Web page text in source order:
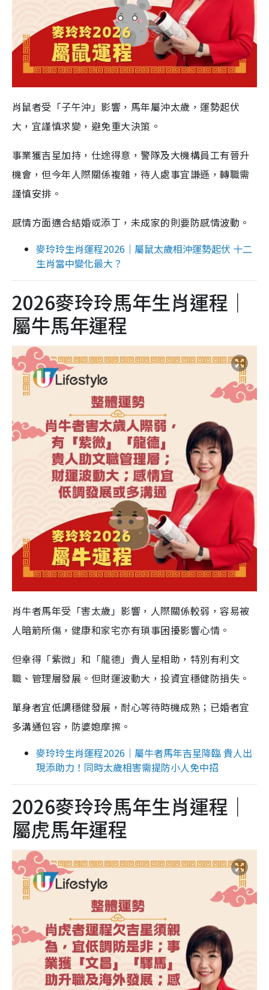
肖鼠者受「子午沖」影響，馬年屬沖太歲，運勢起伏
大，宜謹慎求變，避免重大決策。
事業獲吉星加持，仕途得意，警隊及大機構員工有晉升
機會，但今年人際關係複雜，待人處事宜謙遜，轉職需
謹慎安排。
感情方面適合結婚或添丁，未成家的則要防感情波動。
麥玲玲生肖運程2026｜屬鼠太歲相沖運勢起伏 十二
生肖當中變化最大？
2026麥玲玲馬年生肖運程｜
屬牛馬年運程
肖牛者馬年受「害太歲」影響，人際關係較弱，容易被
人暗箭所傷，健康和家宅亦有瑣事困擾影響心情。
但幸得「紫微」和「龍德」貴人星相助，特別有利文
職、管理層發展。但財運波動大，投資宜穩健防損失。
單身者宜低調穩健發展，耐心等待時機成熟；已婚者宜
多溝通包容，防婆媳摩擦。
麥玲玲生肖運程2026｜屬牛者馬年吉星降臨 貴人出
現添助力！同時太歲相害需提防小人免中招
2026麥玲玲馬年生肖運程｜
屬虎馬年運程